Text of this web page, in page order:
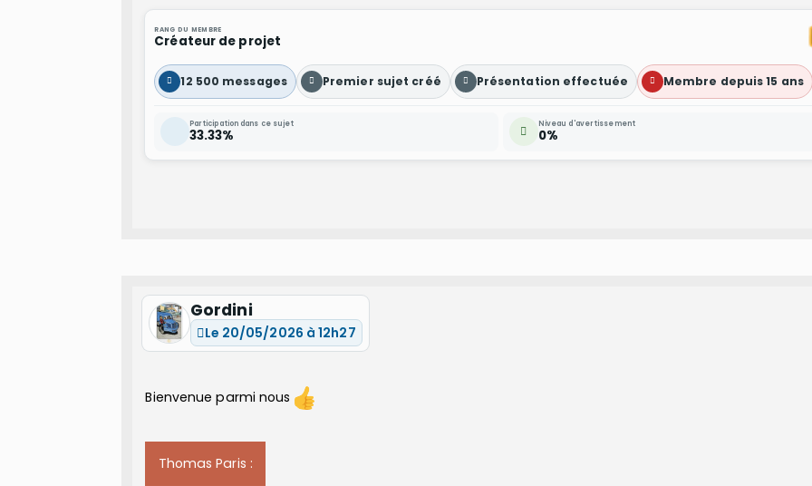
RANG DU MEMBRE
Créateur de projet
12 500 messages Premier sujet créé Présentation effectuée Membre depuis 15 ans
Participation dans ce sujet
33.33%
Niveau d'avertissement
0%
Gordini
Le 20/05/2026 à 12h27
Bienvenue parmi nous
Thomas Paris :